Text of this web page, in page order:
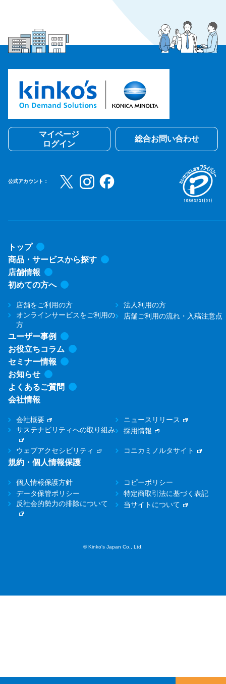
マイページ
ログイン
総合お問い合わせ
公式アカウント：
トップ
商品・サービスから探す
店舗情報
初めての方へ
店舗をご利用の方
法人利用の方
オンラインサービスをご利用の
方
店舗ご利用の流れ・入稿注意点
ユーザー事例
お役立ちコラム
セミナー情報
お知らせ
よくあるご質問
会社情報
会社概要
ニュースリリース
サステナビリティへの取り組み
採用情報
ウェブアクセシビリティ コニカミノルタサイト
規約・個人情報保護
個人情報保護方針
コピーポリシー
データ保管ポリシー
特定商取引法に基づく表記
反社会的勢力の排除について
当サイトについて
© Kinko's Japan Co., Ltd.